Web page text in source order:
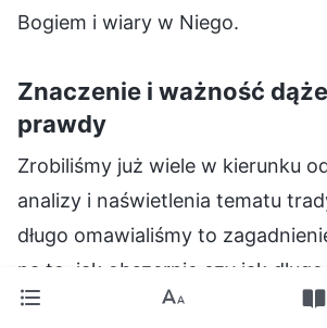
Bogiem i wiary w Niego.
Znaczenie i ważność
prawdy
Zrobiliśmy już wiele w kierunku
analizy i naświetlenia tematu
długo omawialiśmy to
na to, jak obszernie czy jak długo
omawialiśmy, celem pozostaje